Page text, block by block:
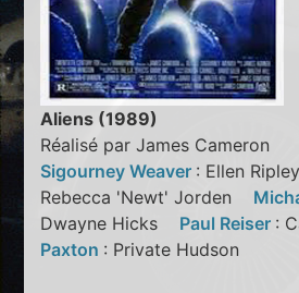
Aliens (1989)
Réalisé par James Cameron
Sigourney Weaver : Ellen
Rebecca 'Newt' Jorden
Dwayne Hicks Paul Reiser :
Paxton : Private Hudson